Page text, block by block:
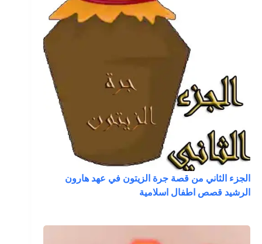
الجزء الثاني من قصة جرة الزيتون في عهد هارون
الرشيد قصص اطفال اسلامية